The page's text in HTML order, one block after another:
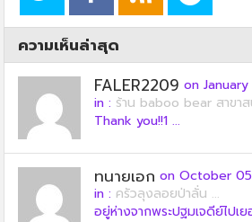
ความเห็นล่าสุด
FALER2209 on
in : ร้าน baboo bear สาขาส
Thank you!!1 ...
ทนายเอก on October
in : ครัวลุงลอยป่าลั่น ...
อยู่ห่างจากพระปฐมเจดีย์ไปเย